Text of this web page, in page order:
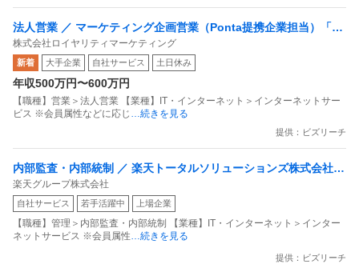
法人営業 ／ マーケティング企画営業（Ponta提携企業担当）「国
内最大級の共通ポイントサービスを展開／無駄のない消費社会を
目指すデータマーケティングカンパニー」
株式会社ロイヤリティマーケティング
新着 大手企業 自社サービス 土日休み
年収500万円〜600万円
【職種】営業＞法人営業 【業種】IT・インターネット＞インターネットサー
ビス ※会員属性などに応じ
…続きを見る
提供：ビズリーチ
内部監査・内部統制 ／ 楽天トータルソリューションズ株式会社
戦略事業コンプライアンス支援部 業務統制支援課：ショップコン
プライアンス推進担当（SBCSD）
楽天グループ株式会社
自社サービス 若手活躍中 上場企業
【職種】管理＞内部監査・内部統制 【業種】IT・インターネット＞インター
ネットサービス ※会員属性 …続きを見る
提供：ビズリーチ